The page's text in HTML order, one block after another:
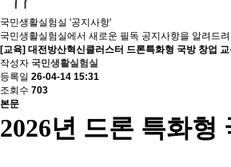
국민생활실험실 '공지사항'
국민생활실험실에서 새로운 필독 공지사항을 알려드
[교육] 대전방산혁신클러스터 드론특화형 국방 창업
작성자 국민생활실험실
등록일 26-04-14 15:31
조회수 703
본문
2026년 드론 특화형